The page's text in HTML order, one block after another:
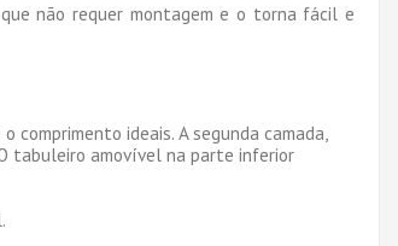
que não requer montagem e o torna fácil e
ideais. A segunda camada,
tabuleiro amovível na parte inferior